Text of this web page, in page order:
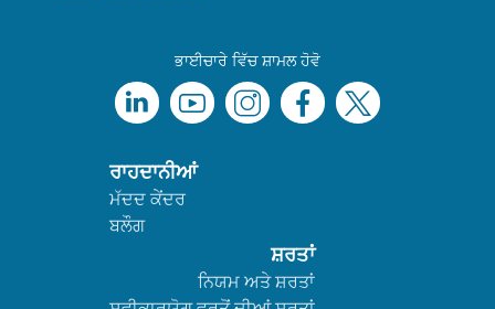
ਭਾਈਚਾਰੇ ਵਿੱਚ ਸ਼ਾਮਲ ਹੋਵੋ
ਰਾਹਦਾਨੀਆਂ
ਮੱਦਦ ਕੇਂਦਰ
ਬਲੌਗ
ਸ਼ਰਤਾਂ
ਨਿਯਮ ਅਤੇ ਸ਼ਰਤਾਂ